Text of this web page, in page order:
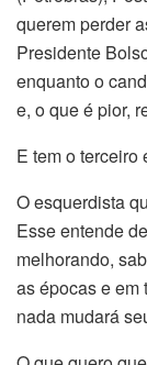
querem perder
Presidente
enquanto o
e, o que é pior,
E tem o terceiro
O esquerdista
Esse entende
melhorando,
as épocas e em
nada mudará